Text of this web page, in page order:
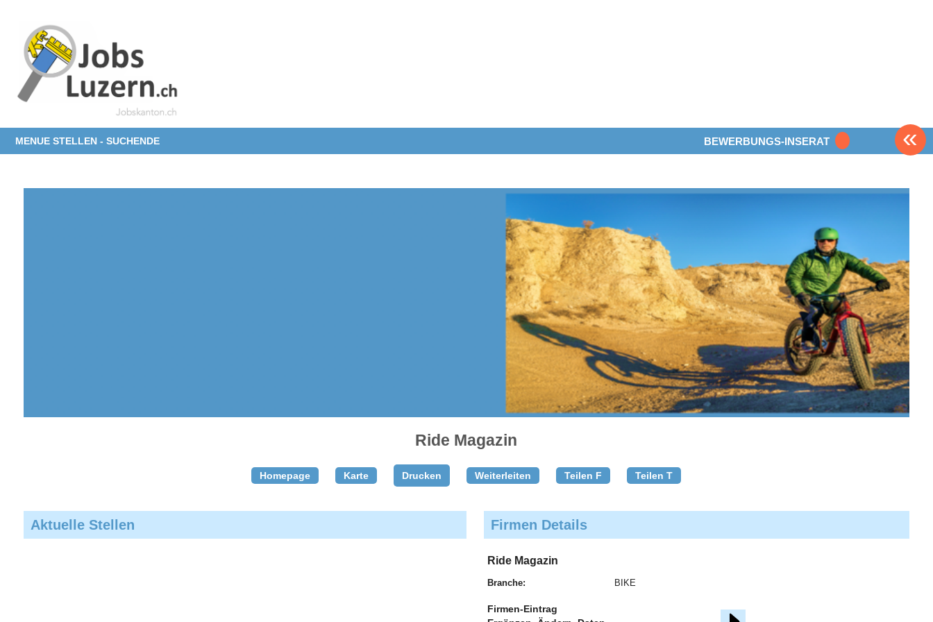
MENUE STELLEN - SUCHENDE BEWERBUNGS-INSERAT «
Ride Magazin
Homepage Karte Drucken Weiterleiten Teilen F Teilen T
Aktuelle Stellen Firmen Details
Ride Magazin
Branche: BIKE
Firmen-Eintrag